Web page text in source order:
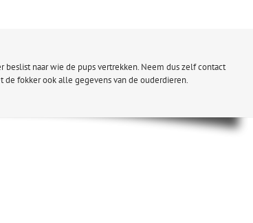
naar wie de pups vertrekken. Neem dus zelf contact
fokker ook alle gegevens van de ouderdieren.